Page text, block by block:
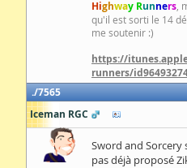
Highway Runners ,
qu'il est sorti le 14
me soutenir :)
https://
runners/
7565
Iceman RGC
Sword and Sorcery
pas déjà proposé